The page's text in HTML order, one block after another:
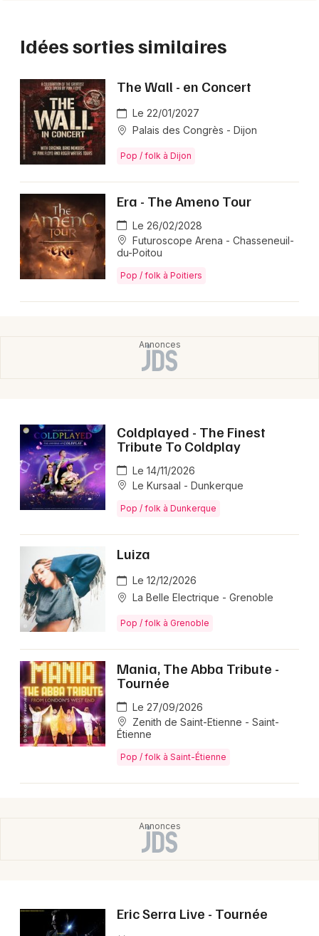
Idées sorties similaires
The Wall - en Concert
Le 22/01/2027
Palais des Congrès - Dijon
Pop / folk à Dijon
Era - The Ameno Tour
Le 26/02/2028
Futuroscope Arena - Chasseneuil-
du-Poitou
Pop / folk à Poitiers
Coldplayed - The Finest
Tribute To Coldplay
Le 14/11/2026
Le Kursaal - Dunkerque
Pop / folk à Dunkerque
Luiza
Le 12/12/2026
La Belle Electrique - Grenoble
Pop / folk à Grenoble
Mania, The Abba Tribute -
Tournée
Le 27/09/2026
Zenith de Saint-Etienne - Saint-
Étienne
Pop / folk à Saint-Étienne
Eric Serra Live - Tournée